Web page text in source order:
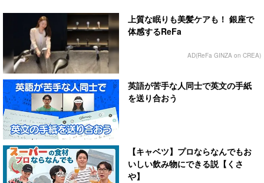
上質な眠りも美髪ケアも！ 銀座で
体感するReFa
AD(ReFa GINZA on CREA)
英語が苦手な人同士で英文の手紙
を送り合おう
【キャベツ】プロならなんでもお
いしい飲み物にできる説【くさ
や】